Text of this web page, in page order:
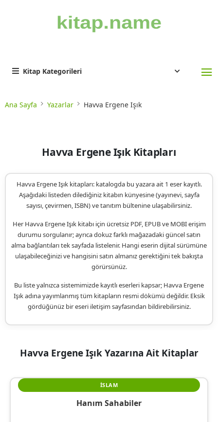
Kitap Kategorileri
Ana Sayfa Yazarlar Havva Ergene Işık
Havva Ergene Işık Kitapları
Havva Ergene Işık kitapları: katalogda bu yazara ait 1 eser kayıtlı.
Aşağıdaki listeden dilediğiniz kitabın künyesine (yayınevi, sayfa
sayısı, çevirmen, ISBN) ve tanıtım bültenine ulaşabilirsiniz.
Her Havva Ergene Işık kitabı için ücretsiz PDF, EPUB ve MOBI erişim
durumu sorgulanır; ayrıca dokuz farklı mağazadaki güncel satın
alma bağlantıları tek sayfada listelenir. Hangi eserin dijital sürümüne
ulaşabileceğinizi ve hangisini satın almanız gerektiğini tek bakışta
görürsünüz.
Bu liste yalnızca sistemimizde kayıtlı eserleri kapsar; Havva Ergene
Işık adına yayımlanmış tüm kitapların resmi dökümü değildir. Eksik
gördüğünüz bir eseri iletişim sayfasından bildirebilirsiniz.
Havva Ergene Işık Yazarına Ait Kitaplar
İSLAM
Hanım Sahabiler